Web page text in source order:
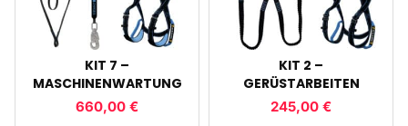
KIT 7 –
MASCHINENWARTUNG
660,00 €
KIT 2 –
GERÜSTARBEITEN
245,00 €